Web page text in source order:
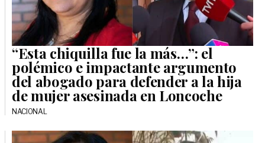
“Esta chiquilla fue la más…”: el
polémico e impactante argumento
del abogado para defender a la hija
de mujer asesinada en Loncoche
NACIONAL